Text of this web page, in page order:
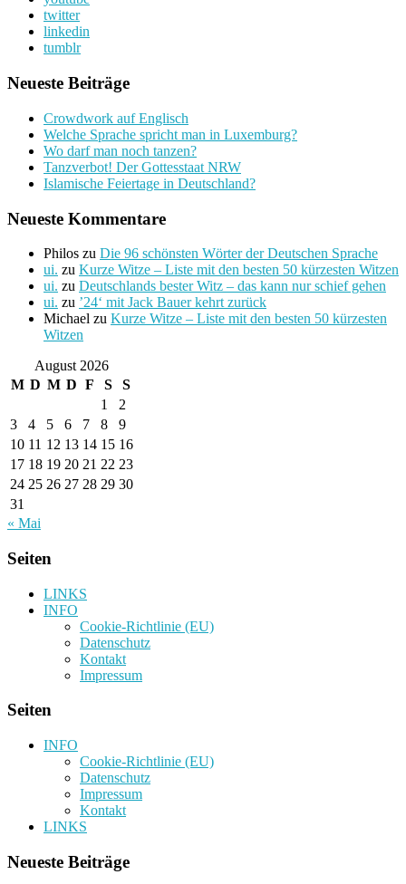
twitter
linkedin
tumblr
Neueste Beiträge
Crowdwork auf Englisch
Welche Sprache spricht man in Luxemburg?
Wo darf man noch tanzen?
Tanzverbot! Der Gottesstaat NRW
Islamische Feiertage in Deutschland?
Neueste Kommentare
Philos zu Die 96 schönsten Wörter der Deutschen Sprache
ui. zu Kurze Witze – Liste mit den besten 50 kürzesten Witzen
ui. zu Deutschlands bester Witz – das kann nur schief gehen
ui. zu ’24‘ mit Jack Bauer kehrt zurück
Michael zu Kurze Witze – Liste mit den besten 50 kürzesten
Witzen
August 2026
M D M D F S
S
1
2
3
4 5 6 7 8
9
10 11 12 13 14 15 16
17 18 19 20 21 22 23
24 25 26 27 28 29 30
31
« Mai
Seiten
LINKS
INFO
Cookie-Richtlinie (EU)
Datenschutz
Kontakt
Impressum
Seiten
INFO
Cookie-Richtlinie (EU)
Datenschutz
Impressum
Kontakt
LINKS
Neueste Beiträge